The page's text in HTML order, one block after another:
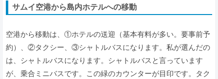
サムイ空港から島内ホテルへの移動
空港から移動は、①ホテルの送迎（基本有料が多い。要事前予
約）、②タクシー、③シャトルバスになります。私が選んだの
は、シャトルバスになります。シャトルバスと言っています
が、乗合ミニバスです。この緑のカウンターが目印です。タク